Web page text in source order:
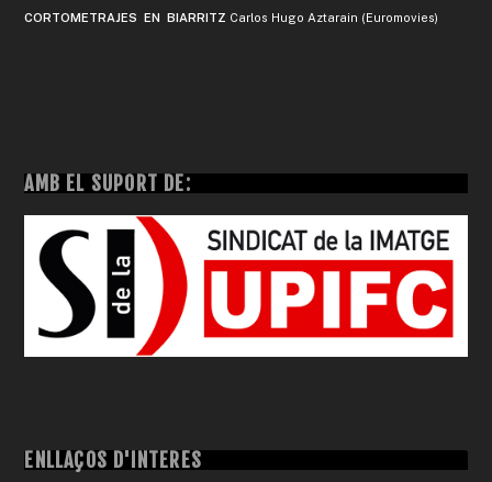
CORTOMETRAJES EN BIARRITZ Carlos Hugo Aztarain (Euromovies)
AMB EL SUPORT DE:
ENLLAÇOS D'INTERÈS